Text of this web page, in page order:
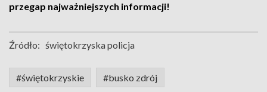
przegap najważniejszych informacji!
Źródło: świętokrzyska policja
#świętokrzyskie #busko zdrój